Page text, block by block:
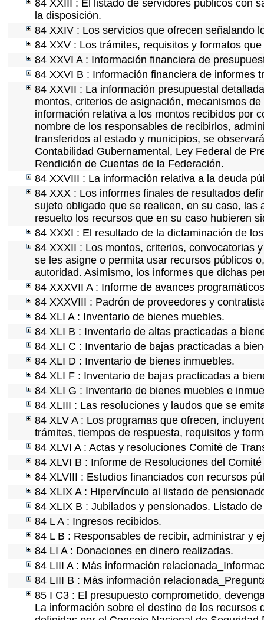
84 XXIII : El listado de servidores públicos con
la disposición.
84 XXIV : Los servicios que ofrecen señalando
84 XXV : Los trámites, requisitos y formatos
84 XXVI A : Información financiera de
84 XXVI B : Información financiera de informes
84 XXVII : La información presupuestal
montos, criterios de asignación, mecanismos
información relativa a los montos recibidos por
nombre de los responsables de recibirlos,
transferidos al estado y municipios, se
Contabilidad Gubernamental, Ley Federal de
Rendición de Cuentas de la Federación.
84 XXVIII : La información relativa a la deuda
84 XXX : Los informes finales de resultados
sujeto obligado que se realicen, en su caso,
resuelto los recursos que en su caso hubieren
84 XXXI : El resultado de la dictaminación de
84 XXXII : Los montos, criterios, convocatorias
se les asigne o permita usar recursos públicos
autoridad. Asimismo, los informes que dichas
84 XXXVII A : Informe de avances
84 XXXVIII : Padrón de proveedores y
84 XLI A : Inventario de bienes muebles.
84 XLI B : Inventario de altas practicadas a
84 XLI C : Inventario de bajas practicadas a
84 XLI D : Inventario de bienes inmuebles.
84 XLI F : Inventario de bajas practicadas a
84 XLI G : Inventario de bienes muebles e
84 XLIII : Las resoluciones y laudos que se
84 XLV A : Los programas que ofrecen,
trámites, tiempos de respuesta, requisitos y
84 XLVI A : Actas y resoluciones Comité de
84 XLVI B : Informe de Resoluciones del
84 XLVIII : Estudios financiados con recursos
84 XLIX A : Hipervínculo al listado de
84 XLIX B : Jubilados y pensionados. Listado
84 L A : Ingresos recibidos.
84 L B : Responsables de recibir, administrar y
84 LI A : Donaciones en dinero realizadas.
84 LIII A : Más información
84 LIII B : Más información
85 I C3 : El presupuesto comprometido,
La información sobre el destino de los